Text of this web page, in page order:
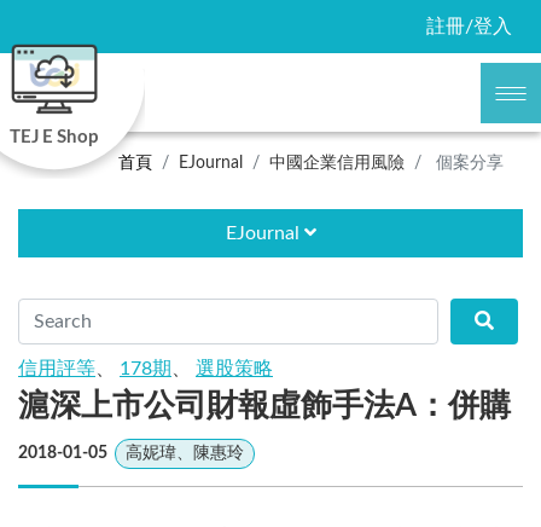
註冊/登入
TEJ E Shop
首頁
EJournal 中國企業信用風險 個案分享
EJournal
信用評等 178期 選股策略
滬深上市公司財報虛飾手法A：併購
2018-01-05 高妮瑋、陳惠玲